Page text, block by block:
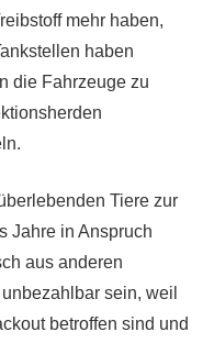
mehr haben,
haben
die Fahrzeuge zu
Tiere zur
Jahre in Anspruch
aus anderen
sein, weil
betroffen sind und